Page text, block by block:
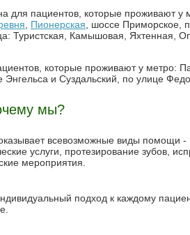
для пациентов, которые проживают у
Пионерская , шоссе Приморское,
Туристская, Камышовая, Яхтенная,
которые проживают у метро:
и Суздальский, по улице
мы?
всевозможные виды помощи -
услуги, протезирование зубов,
мероприятия.
подход к каждому